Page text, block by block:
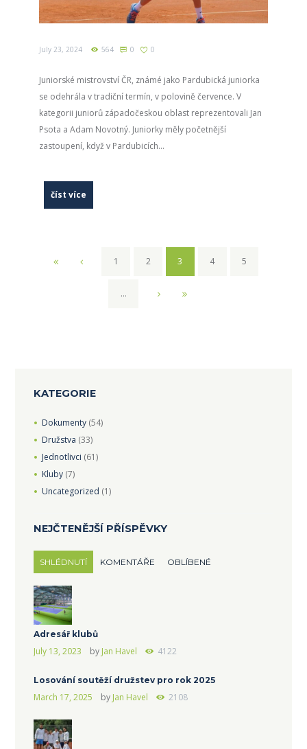
July 23, 2024 564 0 0
Juniorské mistrovství ČR, známé jako Pardubická juniorka
se odehrála v tradiční termín, v polovině července. V
kategorii juniorů západočeskou oblast reprezentovali Jan
Psota a Adam Novotný. Juniorky měly početnější
zastoupení, když v Pardubicích...
číst více
1 2 3 4 5
…
KATEGORIE
Dokumenty(54)
Družstva (33)
Jednotlivci (61)
Kluby(7)
Uncategorized (1)
NEJČTENĚJŠÍ PŘÍSPĚVKY
SHLÉDNUTÍ KOMENTÁŘE OBLÍBENÉ
Adresář klubů
July 13, 2023 by Jan Havel 4122
Losování soutěží družstev pro rok 2025
March 17, 2025 by Jan Havel 2108